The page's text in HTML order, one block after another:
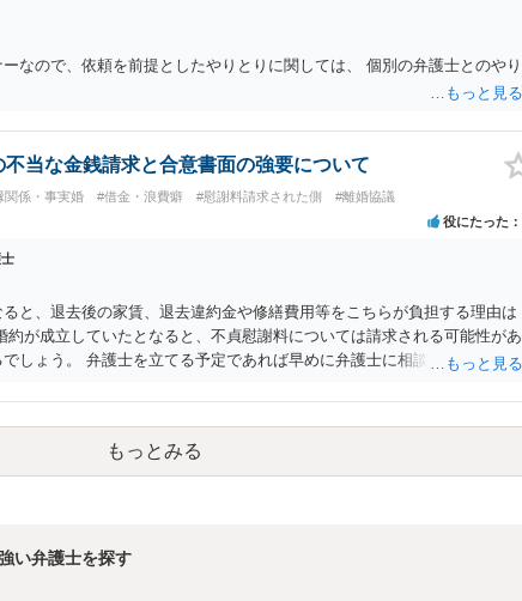
なので、依頼を前提としたやりとりに関しては、 個別の弁護士とのやり
当な金銭請求と合意書面の強要について
関係・事実婚 #借金・浪費癖 #慰謝料請求された側 #離婚協議
役にたった
と、退去後の家賃、退去違約金や修繕費用等をこちらが負担する理由は
約が成立していたとなると、不貞慰謝料については請求される可能性があ
しょう。 弁護士を立てる予定であれば早めに弁護士に相談し、弁護士か
もっとみる
い弁護士を探す